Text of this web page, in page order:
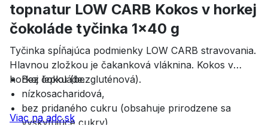
topnatur LOW CARB Kokos v horkej
čokoláde tyčinka 1x40 g
Tyčinka spĺňajúca podmienky LOW CARB stravovania.
Hlavnou zložkou je čakanková vláknina. Kokos v
horkej čokoláde.
Bez lepku (bezgluténová).
nízkosacharidová,
bez pridaného cukru (obsahuje prirodzene sa
vyskytujúce cukry),
Viac na adc.sk